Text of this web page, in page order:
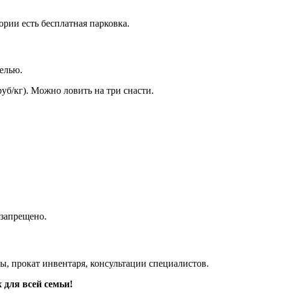
есть бесплатная парковка.
кг). Можно ловить на три снасти.
инвентаря, консультации специалистов.
всей семьи!